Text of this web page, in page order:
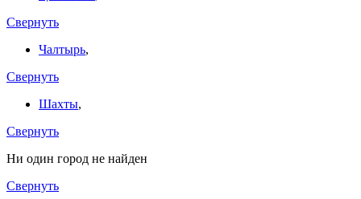
Свернуть
Чалтырь,
Свернуть
Шахты,
Свернуть
Ни один город не найден
Свернуть